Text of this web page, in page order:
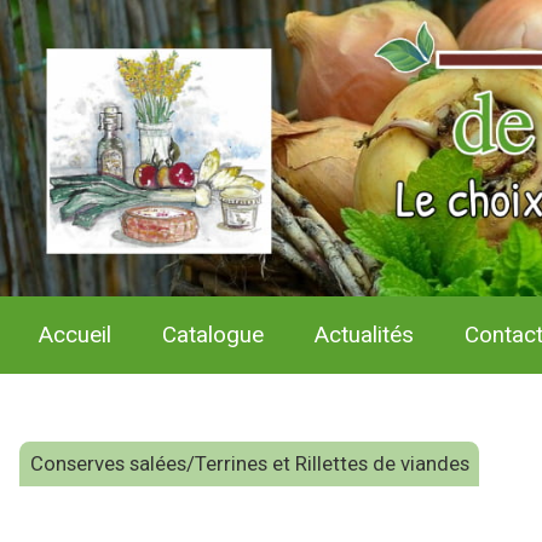
Accueil Catalogue Actualités Contact
Conserves salées/Terrines et Rillettes de viandes